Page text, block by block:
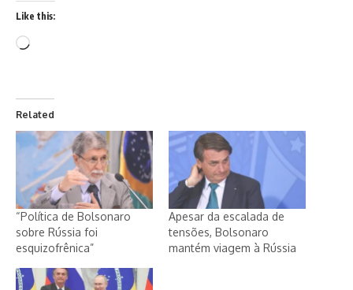
Like this:
Related
“Política de Bolsonaro
sobre Rússia foi
esquizofrênica”
Apesar da escalada de
tensões, Bolsonaro
mantém viagem à Rússia